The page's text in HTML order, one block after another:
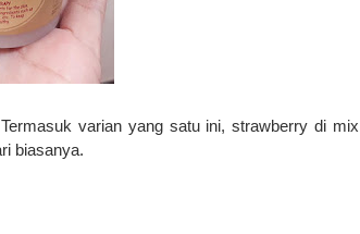
varian yang satu ini, strawberry di mix
biasanya.